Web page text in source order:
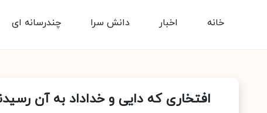
چندرسانه ای دانش سرا اخبار خانه
افتخاری که دایی و خداداد به آن